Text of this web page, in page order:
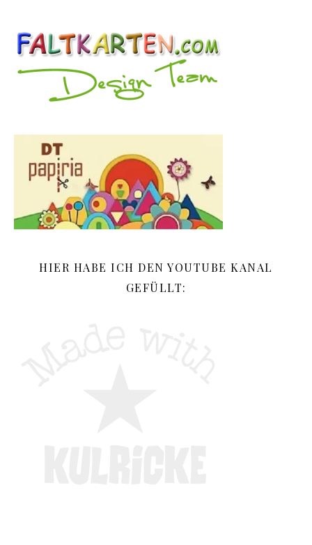
HIER HABE ICH DEN YOUTUBE KANAL
GEFÜLLT: